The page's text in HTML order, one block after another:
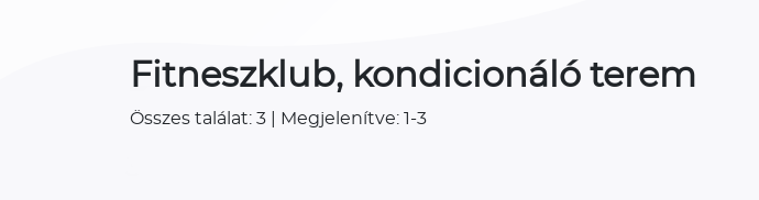
Fitneszklub, kondicionáló terem
Összes találat: 3 | Megjelenítve: 1-3